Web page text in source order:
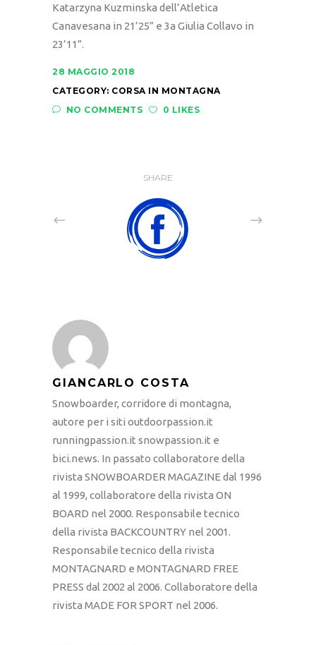
Katarzyna Kuzminska dell’Atletica
Canavesana in 21’25” e 3a Giulia Collavo in
23’11”.
28 MAGGIO 2018
CATEGORY: CORSA IN MONTAGNA
NO COMMENTS
0 LIKES
SHARE
GIANCARLO COSTA
Snowboarder, corridore di montagna,
autore per i siti outdoorpassion.it
runningpassion.it snowpassion.it e
bici.news. In passato collaboratore della
rivista SNOWBOARDER MAGAZINE dal 1996
al 1999, collaboratore della rivista ON
BOARD nel 2000. Responsabile tecnico
della rivista BACKCOUNTRY nel 2001.
Responsabile tecnico della rivista
MONTAGNARD e MONTAGNARD FREE
PRESS dal 2002 al 2006. Collaboratore della
rivista MADE FOR SPORT nel 2006.